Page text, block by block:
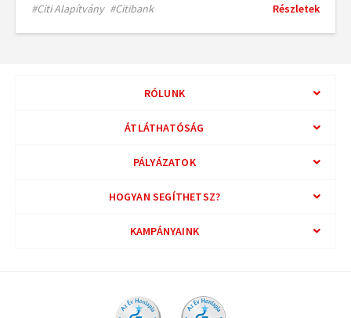
#Citi Alapítvány #Citibank Részletek
RÓLUNK
ÁTLÁTHATÓSÁG
PÁLYÁZATOK
HOGYAN SEGÍTHETSZ?
KAMPÁNYAINK